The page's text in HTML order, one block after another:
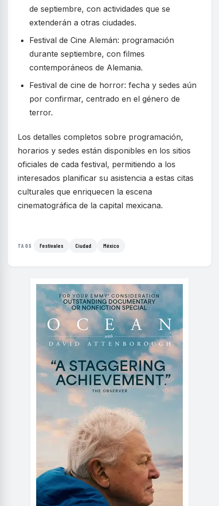
de septiembre, con actividades que se
extenderán a otras ciudades.
Festival de Cine Alemán: programación
durante septiembre, con filmes
contemporáneos de Alemania.
Festival de cine de horror: fecha y sedes aún
por confirmar, centrado en el género de
terror.
Los detalles completos sobre programación,
horarios y sedes están disponibles en los sitios
oficiales de cada festival, permitiendo a los
interesados planificar su asistencia a estas citas
culturales que enriquecen la escena
cinematográfica de la capital mexicana.
TAGS Festivales Ciudad México